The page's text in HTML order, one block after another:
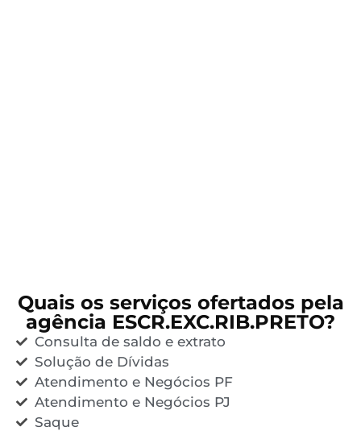
Quais os serviços ofertados pela
agência ESCR.EXC.RIB.PRETO?
Consulta de saldo e extrato
Solução de Dívidas
Atendimento e Negócios PF
Atendimento e Negócios PJ
Saque